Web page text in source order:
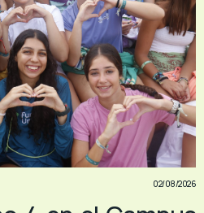
02/08/2026